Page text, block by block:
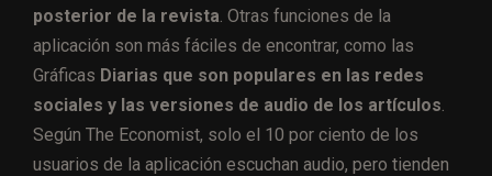
posterior de la revista . Otras funciones de la
aplicación son más fáciles de encontrar, como las
Gráficas Diarias que son populares en las redes
sociales y las versiones de audio de los artículos
Según The Economist, solo el 10 por ciento de los
usuarios de la aplicación escuchan audio, pero tienden